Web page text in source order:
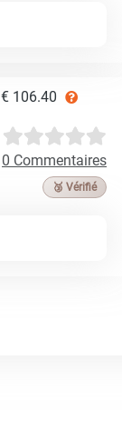
€ 106.40
0 Commentaires
🥉 Vérifié